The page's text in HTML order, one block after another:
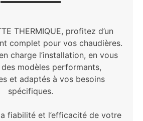
THERMIQUE, profitez d’un
complet pour vos chaudières.
charge l’installation, en vous
modèles performants,
et adaptés à vos besoins
spécifiques.
fiabilité et l’efficacité de votre